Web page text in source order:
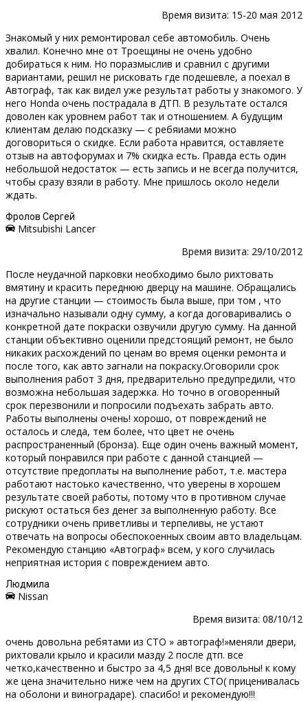
Время визита: 15-20 мая 2012
Знакомый у них ремонтировал себе автомобиль. Очень
хвалил. Конечно мне от Троещины не очень удобно
добираться к ним. Но поразмыслив и сравнил с другими
вариантами, решил не рисковать где подешевле, а поехал в
Автограф, так как видел уже результат работы у знакомого. У
него Honda очень пострадала в ДТП. В результате остался
доволен как уровнем работ так и отношением. А будущим
клиентам делаю подсказку — с ребяиами можно
договориться о скидке. Если работа нравится, оставляете
отзыв на автофорумах и 7% скидка есть. Правда есть один
небольшой недостаток — есть запись и не всегда получится,
чтобы сразу взяли в работу. Мне пришлось около недели
ждать.
Фролов Сергей
Mitsubishi Lancer
Время визита: 29/10/2012
После неудачной парковки необходимо было рихтовать
вмятину и красить переднюю дверцу на машине. Обращались
на другие станции — стоимость была выше, при том , что
изначально называли одну сумму, а когда договаривались о
конкретной дате покраски озвучили другую сумму. На данной
станции объективно оценили предстоящий ремонт, не было
никаких расхождений по ценам во время оценки ремонта и
после того, как авто загнали на покраску.Оговорили срок
выполнения работ 3 дня, предварительно предупредили, что
возможна небольшая задержка. Но точно в оговоренный
срок перезвонили и попросили подъехать забрать авто.
Работы выполнены очень! хорошо, от повреждений не
осталось и следа, тем более, что цвет не очень
распространенный (бронза). Еще один очень важный момент,
который понравился при работе с данной станцией —
отсутствие предоплаты на выполнение работ, т.е. мастера
работают настоько качественно, что уверены в хорошем
результате своей работы, потому что в противном случае
рискуют остаться без денег за выполненную работу. Все
сотрудники очень приветливы и терпеливы, не устают
отвечать на вопросы обеспокоенных своим авто владельцам.
Рекомендую станцию «Автограф» всем, у кого случилась
неприятная история с повреждением авто.
Людмила
Nissan
Время визита: 08/10/12
очень довольна ребятами из СТО » автограф!»меняли двери,
рихтовали крыло и красили мазду 2 после дтп. все
четко,качественно и быстро за 4,5 дня! все довольны! к кому
же цена значительно ниже чем на других СТО( приценивалась
на оболони и виноградаре). спасибо! и рекомендую!!!